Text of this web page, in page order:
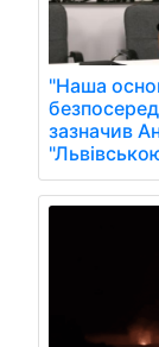
"Наша
зазначив